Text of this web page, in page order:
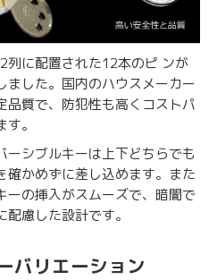
に配置された12本のピ ンが
ました。国内のハウスメーカー
品質で、防犯性も高くコストパ
。
ーシブルキーは上下どちらでも
確かめずに差し込めます。また
ーの挿入がスムーズで、暗闇で
慮した設計です。
バリエーション